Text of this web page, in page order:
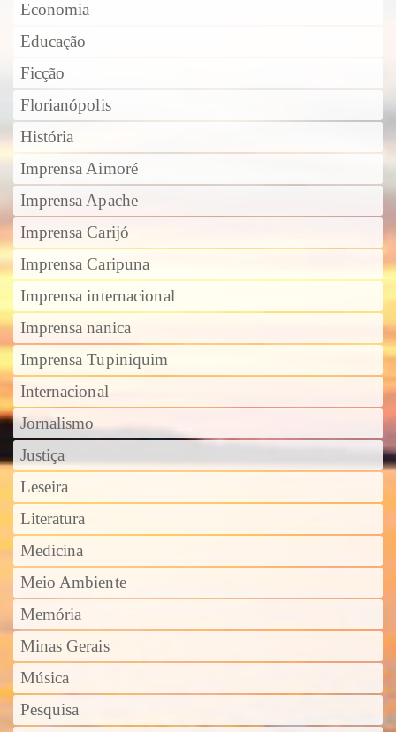
Economia
Educação
Ficção
Florianópolis
História
Imprensa Aimoré
Imprensa Apache
Imprensa Carijó
Imprensa Caripuna
Imprensa internacional
Imprensa nanica
Imprensa Tupiniquim
Internacional
Jornalismo
Justiça
Leseira
Literatura
Medicina
Meio Ambiente
Memória
Minas Gerais
Música
Pesquisa